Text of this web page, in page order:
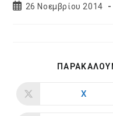
Post26 Νοεμβρίου 2014
Opens
X